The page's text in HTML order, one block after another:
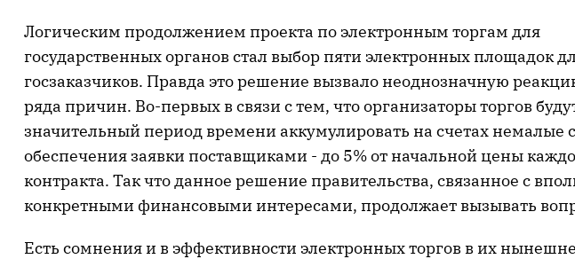
Логическим продолжением проекта по электронным торгам для
государственных органов стал выбор пяти электронных площадок
госзаказчиков. Правда это решение вызвало неоднозначную
ряда причин. Во-первых в связи с тем, что организаторы торгов
значительный период времени аккумулировать на счетах немалые
обеспечения заявки поставщиками - до 5% от начальной цены
контракта. Так что данное решение правительства, связанное с
конкретными финансовыми интересами, продолжает вызывать
Есть сомнения и в эффективности электронных торгов в их